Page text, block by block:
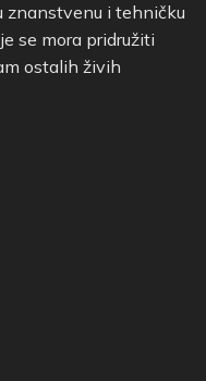
znanstvenu i tehničku
se mora pridružiti
ostalih živih